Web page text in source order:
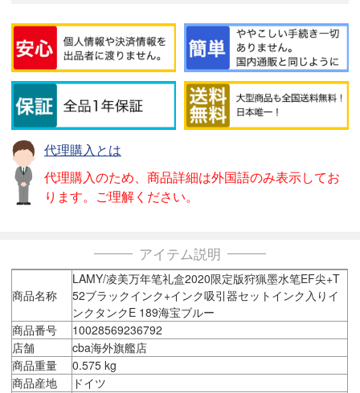
代理購入とは
代理購入のため、商品詳細は外国語のみ表示してお
ります。ご理解ください。
アイテム説明
商品名称
LAMY/凌美万年笔礼盒2020限定版狩猟墨水笔EF尖+T
52ブラックインク+インク吸引器セットインク入りイ
ンクタンクE 189海宝ブルー
商品番号
10028569236792
店舗
cba海外旗艦店
商品重量
0.575 kg
商品産地
ドイツ